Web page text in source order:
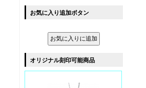
お気に入り追加ボタン
オリジナル刻印可能商品